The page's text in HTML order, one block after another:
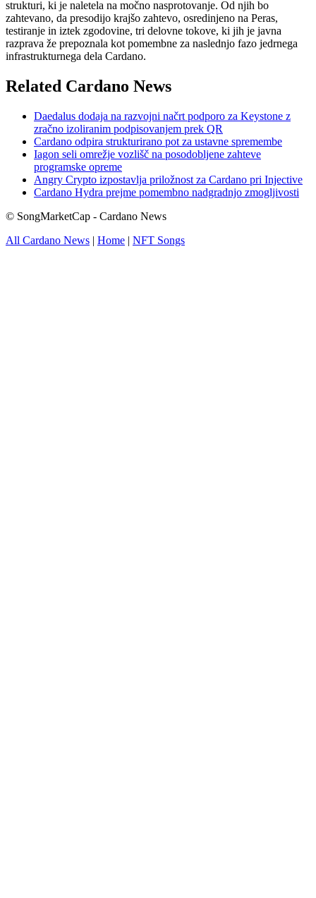
strukturi, ki je naletela na močno nasprotovanje. Od njih bo
zahtevano, da presodijo krajšo zahtevo, osredinjeno na Peras,
testiranje in iztek zgodovine, tri delovne tokove, ki jih je javna
razprava že prepoznala kot pomembne za naslednjo fazo jedrnega
infrastrukturnega dela Cardano.
Related Cardano News
Daedalus dodaja na razvojni načrt podporo za Keystone z
zračno izoliranim podpisovanjem prek QR
Cardano odpira strukturirano pot za ustavne spremembe
Iagon seli omrežje vozlišč na posodobljene zahteve
programske opreme
Angry Crypto izpostavlja priložnost za Cardano pri Injective
Cardano Hydra prejme pomembno nadgradnjo zmogljivosti
© SongMarketCap - Cardano News
All Cardano News | Home | NFT Songs